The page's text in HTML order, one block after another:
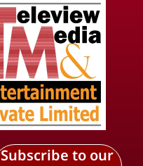
Subscribe to our